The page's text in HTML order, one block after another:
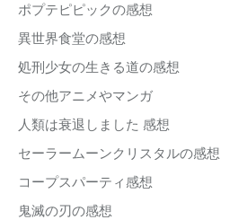
ポプテピピックの感想
異世界食堂の感想
処刑少女の生きる道の感想
その他アニメやマンガ
人類は衰退しました 感想
セーラームーンクリスタルの感想
コープスパーティ感想
鬼滅の刃の感想